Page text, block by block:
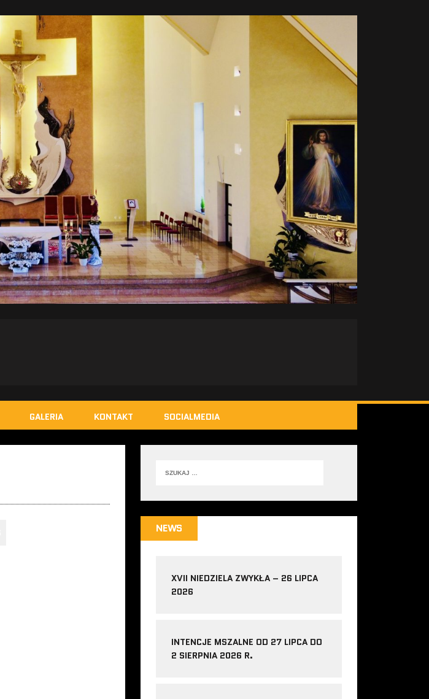
GALERIA KONTAKT SOCIALMEDIA
NEWS
XVII NIEDZIELA ZWYKŁA – 26 LIPCA
2026
INTENCJE MSZALNE OD 27 LIPCA DO
2 SIERPNIA 2026 R.